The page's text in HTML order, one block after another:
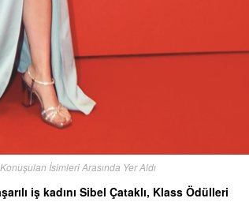
Konuşulan İsimleri Arasında Yer Aldı
iş kadını Sibel Çataklı, Klass Ödülleri